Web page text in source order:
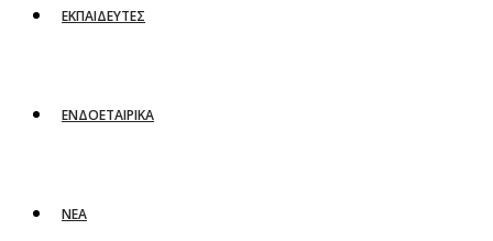
ΕΚΠΑΙΔΕΥΤΕΣ
ΕΝΔΟΕΤΑΙΡΙΚΑ
ΝΕΑ